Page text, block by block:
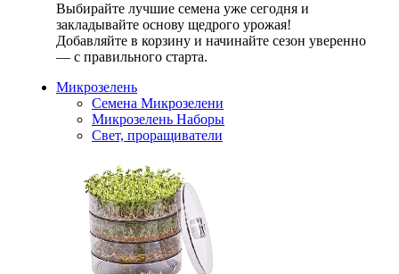
Выбирайте лучшие семена уже сегодня и
закладывайте основу щедрого урожая!
Добавляйте в корзину и начинайте сезон уверенно
— с правильного старта.
Микрозелень
Семена Микрозелени
Микрозелень Наборы
Свет, проращиватели